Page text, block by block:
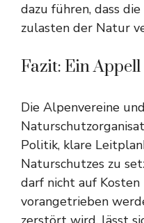
dazu führen, dass
zulasten der Natur
Fazit: Ein
Die Alpenvereine und
Politik, klare
Naturschutzes zu
darf nicht auf
vorangetrieben